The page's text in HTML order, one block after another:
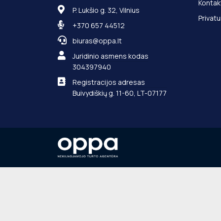
P. Lukšio g. 32, Vilnius
+370 657 44512
biuras@oppa.lt
Juridinio asmens kodas
304397940
Registracijos adresas
Buivydiškių g. 11-60, LT-07177